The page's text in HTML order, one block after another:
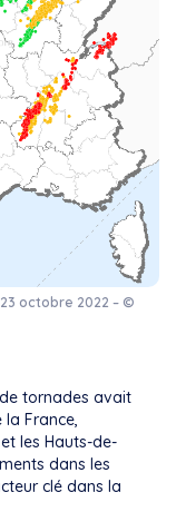
octobre 2022 – ©
tornades avait
France,
les Hauts-de-
dans les
clé dans la